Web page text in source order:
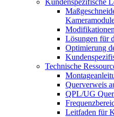
Kundenspezifische
Lösungen für
Optimierung
Technische
Querverweis
QPL/UG
Leitfaden für